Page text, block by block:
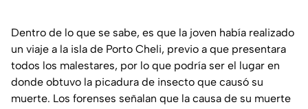
Dentro de lo que se sabe, es que la joven había realizado
un viaje a la isla de Porto Cheli, previo a que presentara
todos los malestares, por lo que podría ser el lugar en
donde obtuvo la picadura de insecto que causó su
muerte. Los forenses señalan que la causa de su muerte